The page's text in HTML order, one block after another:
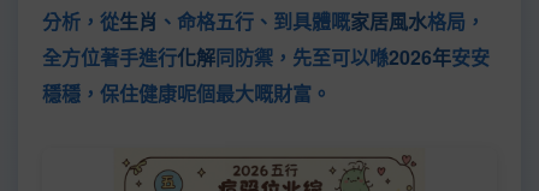
分析，從生肖 、命格五行、到具體嘅家居風水格局，
全方位著手進行化解同防禦，先至可以喺2026年安安
穩穩，保住健康呢個最大嘅財富。